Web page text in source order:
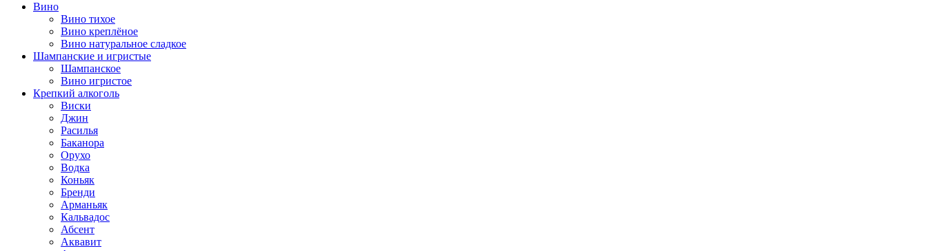
Вино
Вино тихое
Вино креплёное
Вино натуральное сладкое
Шампанские и игристые
Шампанское
Вино игристое
Крепкий алкоголь
Виски
Джин
Расилья
Баканора
Орухо
Водка
Коньяк
Бренди
Арманьяк
Кальвадос
Абсент
Аквавит